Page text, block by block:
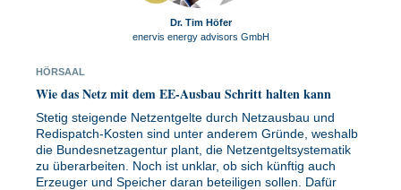
Dr. Tim Höfer
enervis energy advisors GmbH
HÖRSAAL
Wie das Netz mit dem EE-Ausbau Schritt halten kann
Stetig steigende Netzentgelte durch Netzausbau und
Redispatch-Kosten sind unter anderem Gründe, weshalb
die Bundesnetzagentur plant, die Netzentgeltsystematik
zu überarbeiten. Noch ist unklar, ob sich künftig auch
Erzeuger und Speicher daran beteiligen sollen. Dafür